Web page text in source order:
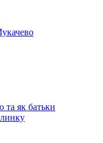
та як батьки